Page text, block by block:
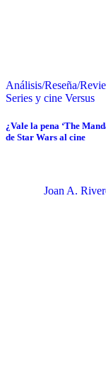
Análisis/Reseña/
Series y cine Versus
¿Vale la pena ‘The
de Star Wars al cine
Joan A.